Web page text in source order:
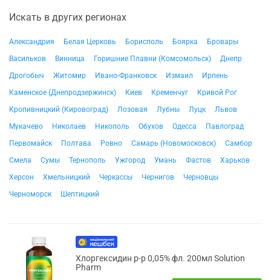
Искать в других регионах
Александрия Белая Церковь Борисполь Боярка
Бровары
Васильков
Винница Горишние Плавни (Комсомольск)
Днепр
Дрогобыч
Житомир Ивано-Франковск Измаил
Ирпень
Каменское (Днепродзержинск)
Киев Кременчуг
Кривой Рог
Кропивницкий (Кировоград)
Лозовая Лубны Луцк
Львов
Мукачево
Николаев Никополь Обухов Одесса
Павлоград
Первомайск
Полтава Ровно Самарь (Новомосковск)
Самбор
Смела
Сумы Тернополь Ужгород Умань Фастов
Харьков
Херсон
Хмельницкий Черкассы Чернигов
Черновцы
Черноморск
Шептицкий
Хлоргексидин р-р 0,05% фл. 200мл Solution
Pharm